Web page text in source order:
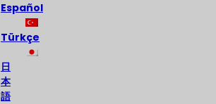
Español
Türkçe
日
本
語